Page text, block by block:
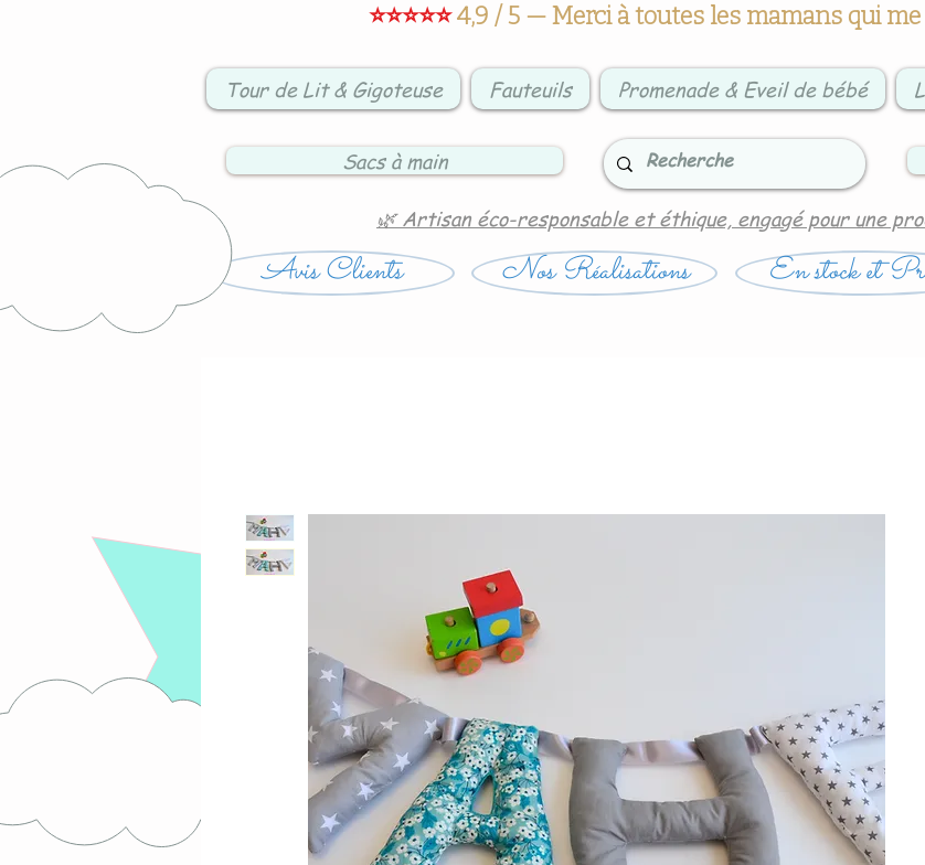
⭐⭐⭐⭐⭐4,9 / 5 — Merci à toutes les mamans qui
Tour de Lit & Gigoteuse Fauteuils Promenade & Eveil de bébé
Sacs à main
🌿 Artisan éco-responsable et éthique, engagé pour une
Avis Clients Nos Réalisations En stock et